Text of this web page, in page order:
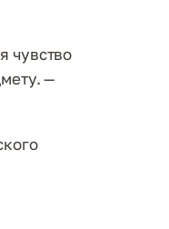
чувство
—